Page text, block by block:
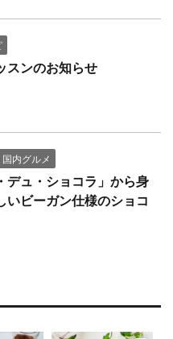
スンのお知らせ
国内グルメ
デュ・ショコラ」から身
いビーガン仕様のショコ